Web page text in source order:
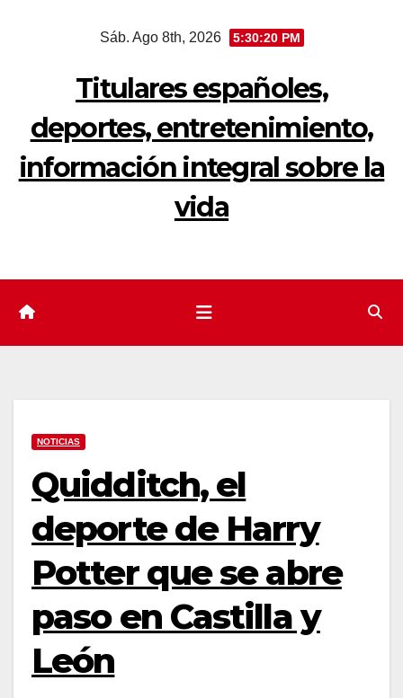
Sáb. Ago 8th, 2026 5:30:21 PM
Titulares españoles,
deportes, entretenimiento,
información integral sobre la
vida
NOTICIAS
Quidditch, el
deporte de Harry
Potter que se abre
paso en Castilla y
León